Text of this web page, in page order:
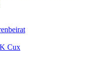
Cux